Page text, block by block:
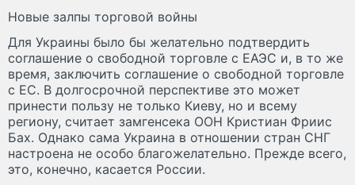
Новые залпы торговой войны
Для Украины было бы желательно подтвердить
соглашение о свободной торговле с ЕАЭС и, в то же
время, заключить соглашение о свободной торговле
с ЕС. В долгосрочной перспективе это может
принести пользу не только Киеву, но и всему
региону, считает замгенсека ООН Кристиан Фриис
Бах. Однако сама Украина в отношении стран СНГ
настроена не особо благожелательно. Прежде всего,
это, конечно, касается России.